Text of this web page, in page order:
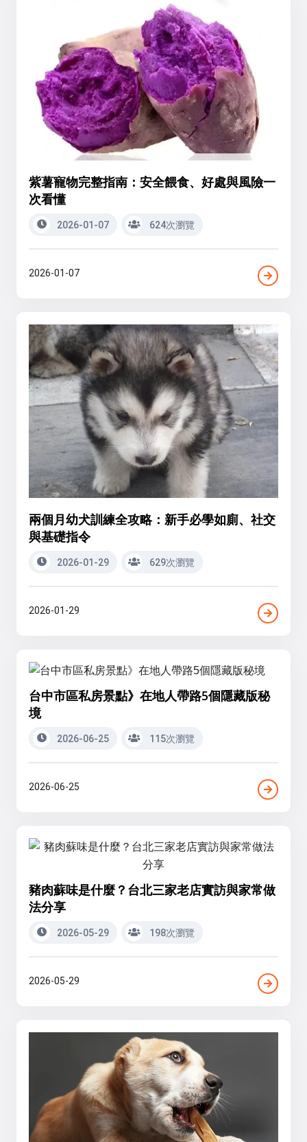
紫薯寵物完整指南：安全餵食、好處與風險一
次看懂
2026-01-07 624次瀏覽
2026-01-07
兩個月幼犬訓練全攻略：新手必學如廁、社交
與基礎指令
2026-01-29 629次瀏覽
2026-01-29
台中市區私房景點》在地人帶路5個隱藏版秘
境
2026-06-25 115次瀏覽
2026-06-25
豬肉蘇味是什麼？台北三家老店實訪與家常做
法分享
2026-05-29 198次瀏覽
2026-05-29